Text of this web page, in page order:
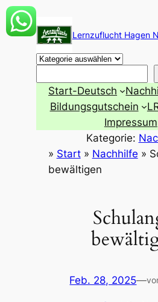
Zum
Inhalt
springen
Lernzuflucht Hagen
Start-Deutsch
Bildungsgutschein
Impressum
Kategorie:
» Start» Nachhilfe »
bewältigen
Feb. 28, 2025—